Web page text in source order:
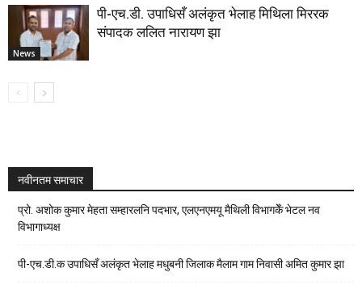
News
पी-एच.डी. उपाधिसँ अलंकृत भेलाह मिथिला मिररक
संपादक ललित नारायण झा
नवीनतम समाचार
प्रो. अशोक कुमार मेहता सम्हारलनि पदभार, एलएनएमयू मैथिली विभागकेँ भेटल नव
विभागाध्यक्ष
पी-एच.डी.क उपाधिसँ अलंकृत भेलाह मधुबनी जिलाक मैलाम गाम निवासी अमित कुमार झा